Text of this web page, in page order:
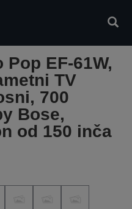
EF-61W,
TV
700
Bose,
od 150 inča